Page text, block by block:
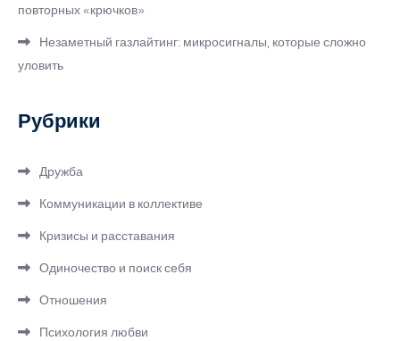
повторных «крючков»
Незаметный газлайтинг: микросигналы, которые сложно
уловить
Рубрики
Дружба
Коммуникации в коллективе
Кризисы и расставания
Одиночество и поиск себя
Отношения
Психология любви